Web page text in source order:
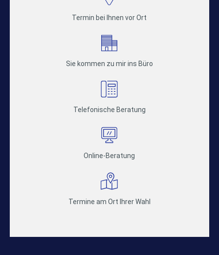
Termin bei Ihnen vor Ort
Sie kommen zu mir ins Büro
Telefonische Beratung
Online-Beratung
Termine am Ort Ihrer Wahl